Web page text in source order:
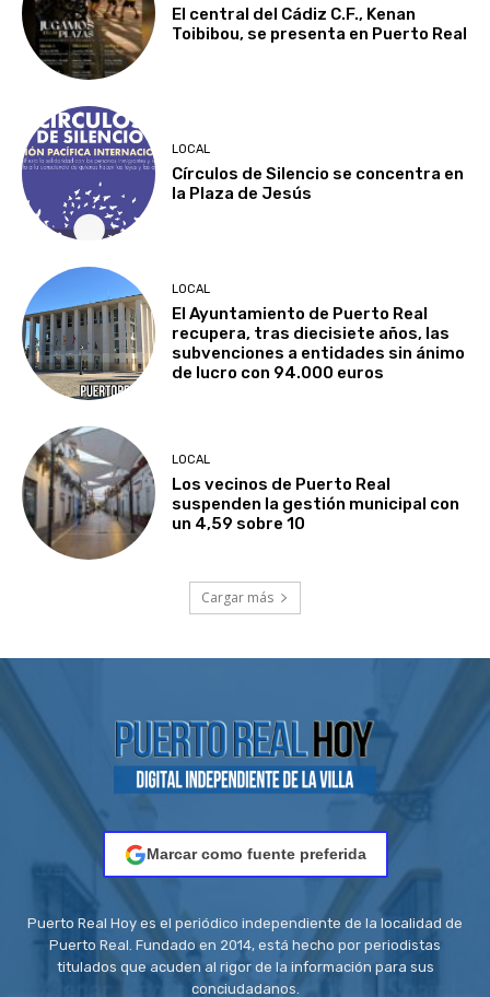
El central del Cádiz C.F., Kenan
Toibibou, se presenta en Puerto Real
LOCAL
Círculos de Silencio se concentra en
la Plaza de Jesús
LOCAL
El Ayuntamiento de Puerto Real
recupera, tras diecisiete años, las
subvenciones a entidades sin ánimo
de lucro con 94.000 euros
LOCAL
Los vecinos de Puerto Real
suspenden la gestión municipal con
un 4,59 sobre 10
Cargar más
Marcar como fuente preferida
Puerto Real Hoy es el periódico independiente de la localidad de
Puerto Real. Fundado en 2014, está hecho por periodistas
titulados que acuden al rigor de la información para sus
conciudadanos.